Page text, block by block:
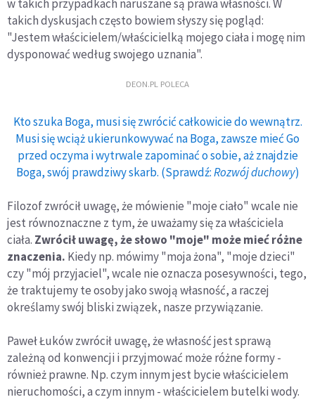
w takich przypadkach naruszane są prawa własności. W
takich dyskusjach często bowiem słyszy się pogląd:
"Jestem właścicielem/właścicielką mojego ciała i mogę nim
dysponować według swojego uznania".
DEON.PL POLECA
Kto szuka Boga, musi się zwrócić całkowicie do wewnątrz.
Musi się wciąż ukierunkowywać na Boga, zawsze mieć Go
przed oczyma i wytrwale zapominać o sobie, aż znajdzie
Boga, swój prawdziwy skarb. (Sprawdź:Rozwój duchowy)
Filozof zwrócił uwagę, że mówienie "moje ciało" wcale nie
jest równoznaczne z tym, że uważamy się za właściciela
ciała. Zwrócił uwagę, że słowo "moje" może mieć różne
znaczenia. Kiedy np. mówimy "moja żona", "moje dzieci"
czy "mój przyjaciel", wcale nie oznacza posesywności, tego,
że traktujemy te osoby jako swoją własność, a raczej
określamy swój bliski związek, nasze przywiązanie.
Paweł Łuków zwrócił uwagę, że własność jest sprawą
zależną od konwencji i przyjmować może różne formy -
również prawne. Np. czym innym jest bycie właścicielem
nieruchomości, a czym innym - właścicielem butelki wody.